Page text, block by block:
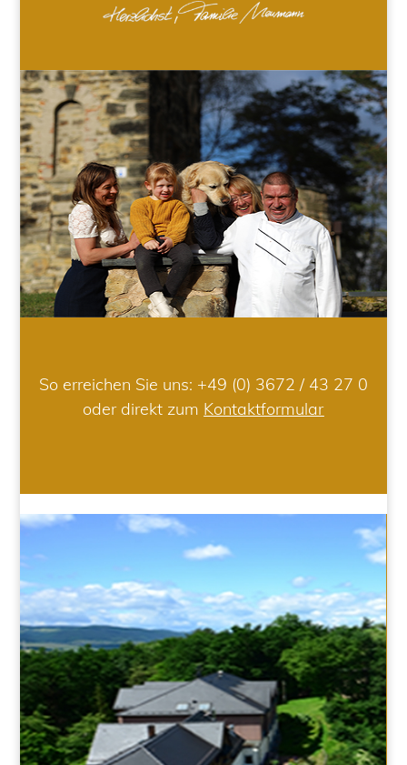
So erreichen Sie uns: +49 (0) 3672 / 43 27 0
oder direkt zum Kontaktformular
HOTEL